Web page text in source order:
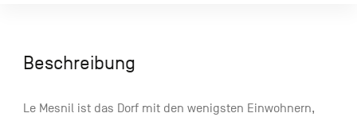
Beschreibung
Le Mesnil ist das Dorf mit den wenigsten Einwohnern,